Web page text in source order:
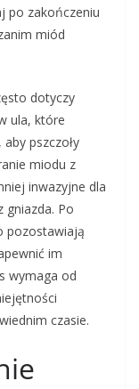
po zakończeniu
miód
dotyczy
ula, które
pszczoły
miodu z
inwazyjne dla
gniazda. Po
pozostawiają
im
wymaga od
czasie.